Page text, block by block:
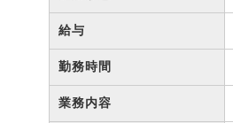
給与
勤務時間
業務内容